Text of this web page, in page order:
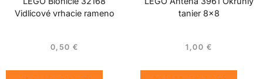
Vidlicové vrhacie rameno
0,50 €
tanier 8×8
1,00 €